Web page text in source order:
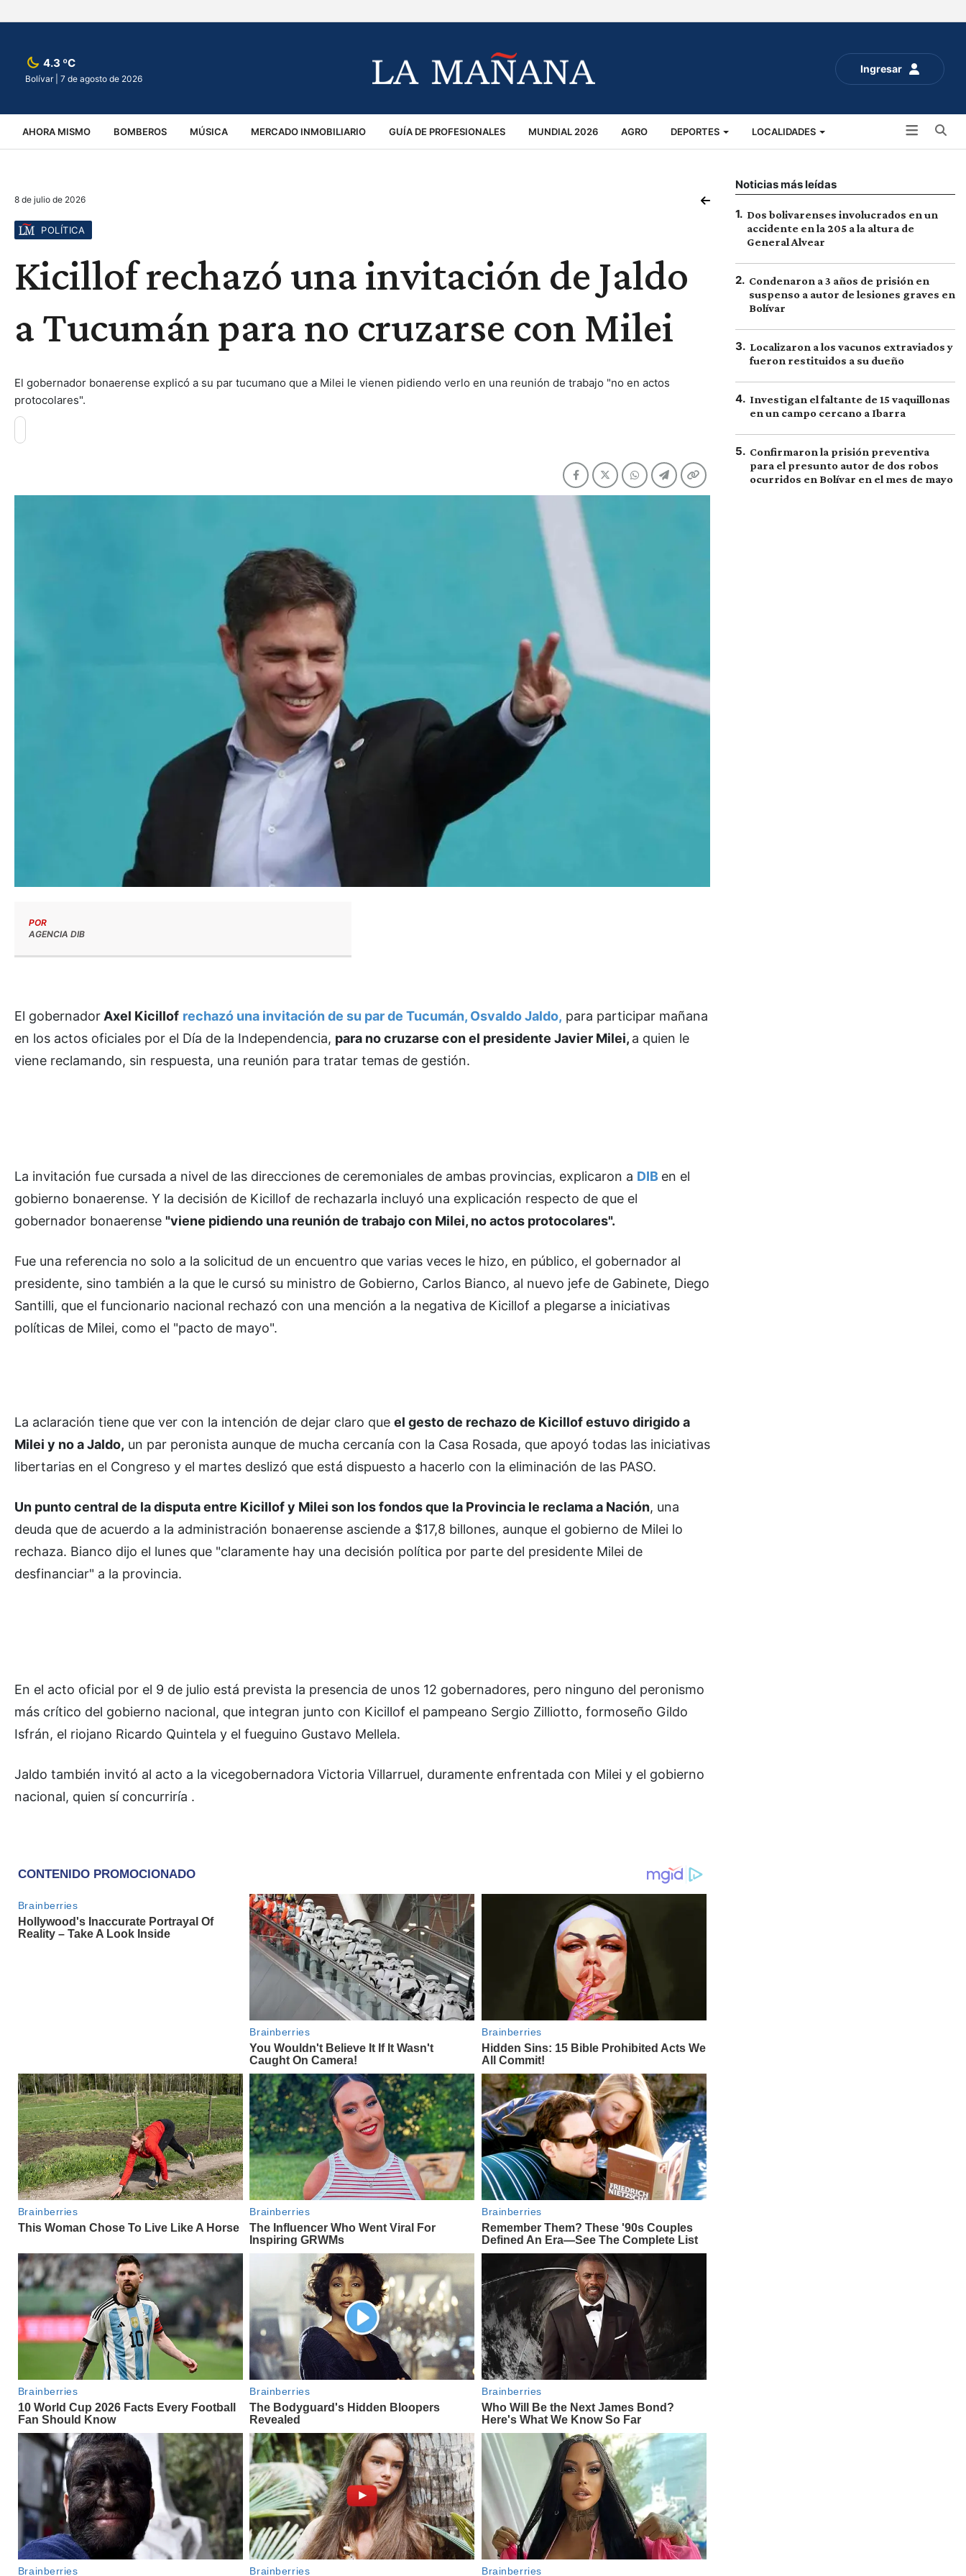
Ingresar
4.3 ºC
Bolívar | 7 de agosto de 2026
AHORA MISMO BOMBEROS MÚSICA MERCADO INMOBILIARIO GUÍA DE PROFESIONALES MUNDIAL 2026 AGRO DEPORTES LOCALIDADES
VIRALES ACCIDENTES
8 de julio de 2026
POLÍTICA
Kicillof rechazó una invitación de Jaldo
a Tucumán para no cruzarse con Milei
El gobernador bonaerense explicó a su par tucumano que a Milei le vienen pidiendo verlo en una reunión de trabajo "no en actos
protocolares".
POR
AGENCIA DIB
El gobernador Axel Kicillof rechazó una invitación de su par de Tucumán, Osvaldo Jaldo, para participar mañana
en los actos oficiales por el Día de la Independencia, para no cruzarse con el presidente Javier Milei, a quien le
viene reclamando, sin respuesta, una reunión para tratar temas de gestión.
La invitación fue cursada a nivel de las direcciones de ceremoniales de ambas provincias, explicaron a DIB en el
gobierno bonaerense. Y la decisión de Kicillof de rechazarla incluyó una explicación respecto de que el
gobernador bonaerense "viene pidiendo una reunión de trabajo con Milei, no actos protocolares".
Fue una referencia no solo a la solicitud de un encuentro que varias veces le hizo, en público, el gobernador al
presidente, sino también a la que le cursó su ministro de Gobierno, Carlos Bianco, al nuevo jefe de Gabinete, Diego
Santilli, que el funcionario nacional rechazó con una mención a la negativa de Kicillof a plegarse a iniciativas
políticas de Milei, como el "pacto de mayo".
La aclaración tiene que ver con la intención de dejar claro que el gesto de rechazo de Kicillof estuvo dirigido a
Milei y no a Jaldo, un par peronista aunque de mucha cercanía con la Casa Rosada, que apoyó todas las iniciativas
libertarias en el Congreso y el martes deslizó que está dispuesto a hacerlo con la eliminación de las PASO.
Un punto central de la disputa entre Kicillof y Milei son los fondos que la Provincia le reclama a Nación, una
deuda que de acuerdo a la administración bonaerense asciende a $17,8 billones, aunque el gobierno de Milei lo
rechaza. Bianco dijo el lunes que "claramente hay una decisión política por parte del presidente Milei de
desfinanciar" a la provincia.
En el acto oficial por el 9 de julio está prevista la presencia de unos 12 gobernadores, pero ninguno del peronismo
más crítico del gobierno nacional, que integran junto con Kicillof el pampeano Sergio Zilliotto, formoseño Gildo
Isfrán, el riojano Ricardo Quintela y el fueguino Gustavo Mellela.
Jaldo también invitó al acto a la vicegobernadora Victoria Villarruel, duramente enfrentada con Milei y el gobierno
nacional, quien sí concurriría .
Noticias más leídas
1. Dos bolivarenses involucrados en un
accidente en la 205 a la altura de
General Alvear
2. Condenaron a 3 años de prisión en
suspenso a autor de lesiones graves en
Bolívar
3. Localizaron a los vacunos extraviados y
fueron restituidos a su dueño
4. Investigan el faltante de 15 vaquillonas
en un campo cercano a Ibarra
5. Confirmaron la prisión preventiva
para el presunto autor de dos robos
ocurridos en Bolívar en el mes de mayo